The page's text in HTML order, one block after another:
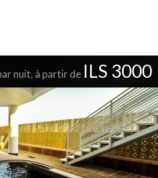
nuit, à partir de ILS 3000